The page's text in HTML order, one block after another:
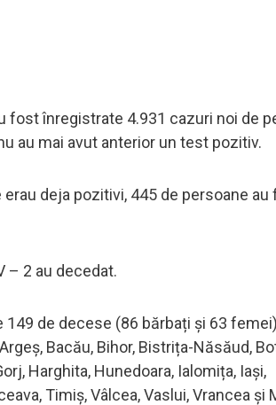
fost înregistrate 4.931 cazuri noi de
au mai avut anterior un test pozitiv.
deja pozitivi, 445 de persoane au
– 2 au decedat.
de decese (86 bărbați și 63
Bacău, Bihor, Bistrița-Năsăud,
Harghita, Hunedoara, Ialomița, Iași,
Timiș, Vâlcea, Vaslui, Vrancea și